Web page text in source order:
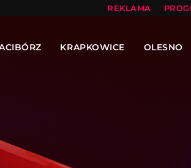
REKLAMA
KRAPKOWICE OLESNO